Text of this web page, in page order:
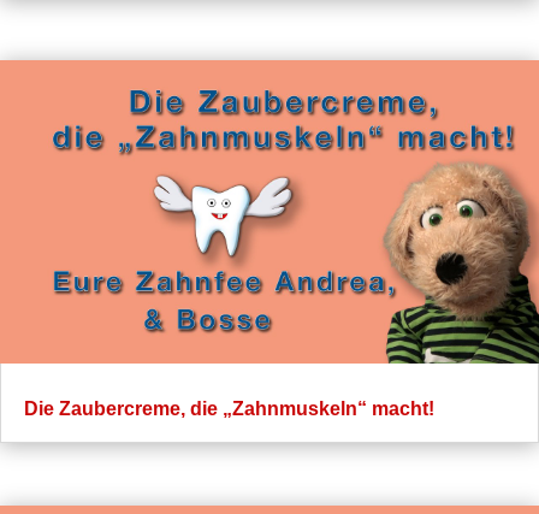
Die Zaubercreme, die „Zahnmuskeln“ macht!